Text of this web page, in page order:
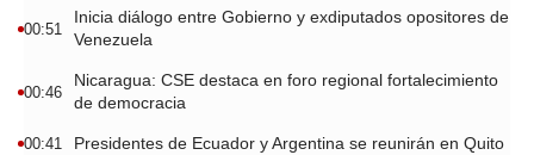
00:51
Inicia diálogo entre Gobierno y exdiputados opositores de
Venezuela
00:46
Nicaragua: CSE destaca en foro regional fortalecimiento
de democracia
00:41 Presidentes de Ecuador y Argentina se reunirán en Quito